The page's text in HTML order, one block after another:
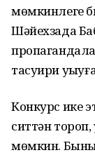
мөмкинлеге
Шәйехзада
тасуири
Конкурс ике
ситтән
мөмкин.